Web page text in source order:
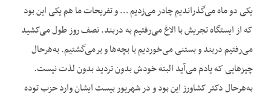
یکی دو ماه می‌گذراندیم چادر می‌زدیم … و تفریحات ما هم یکی این بود
که از ایستگاه تجریش با الاغ می‌رفتیم به دربند. نصف روز طول می‌کشید
می‌رفتیم دربند و بستنی می‌خوردیم با بچه‌ها و برمی‌گشتیم. به‌هرحال
چیزهایی که یادم می‌آید البته خودش بدون تردید بدون لذت نیست.
به‌هرحال دکتر کشاورز این بود و در شهریور بیست ایشان وارد حزب توده